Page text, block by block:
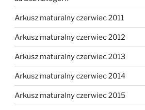
Arkusz maturalny czerwiec 2011
Arkusz maturalny czerwiec 2012
Arkusz maturalny czerwiec 2013
Arkusz maturalny czerwiec 2014
Arkusz maturalny czerwiec 2015